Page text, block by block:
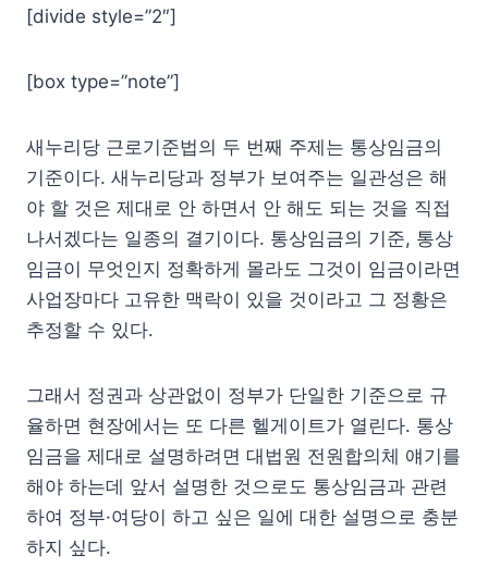
[divide style=”2″]
[box type=”note”]
새누리당 근로기준법의 두 번째 주제는 통상임금의
기준이다. 새누리당과 정부가 보여주는 일관성은 해
야 할 것은 제대로 안 하면서 안 해도 되는 것을 직접
나서겠다는 일종의 결기이다. 통상임금의 기준, 통상
임금이 무엇인지 정확하게 몰라도 그것이 임금이라면
사업장마다 고유한 맥락이 있을 것이라고 그 정황은
추정할 수 있다.
그래서 정권과 상관없이 정부가 단일한 기준으로 규
율하면 현장에서는 또 다른 헬게이트가 열린다. 통상
임금을 제대로 설명하려면 대법원 전원합의체 얘기를
해야 하는데 앞서 설명한 것으로도 통상임금과 관련
하여 정부·여당이 하고 싶은 일에 대한 설명으로 충분
하지 싶다.